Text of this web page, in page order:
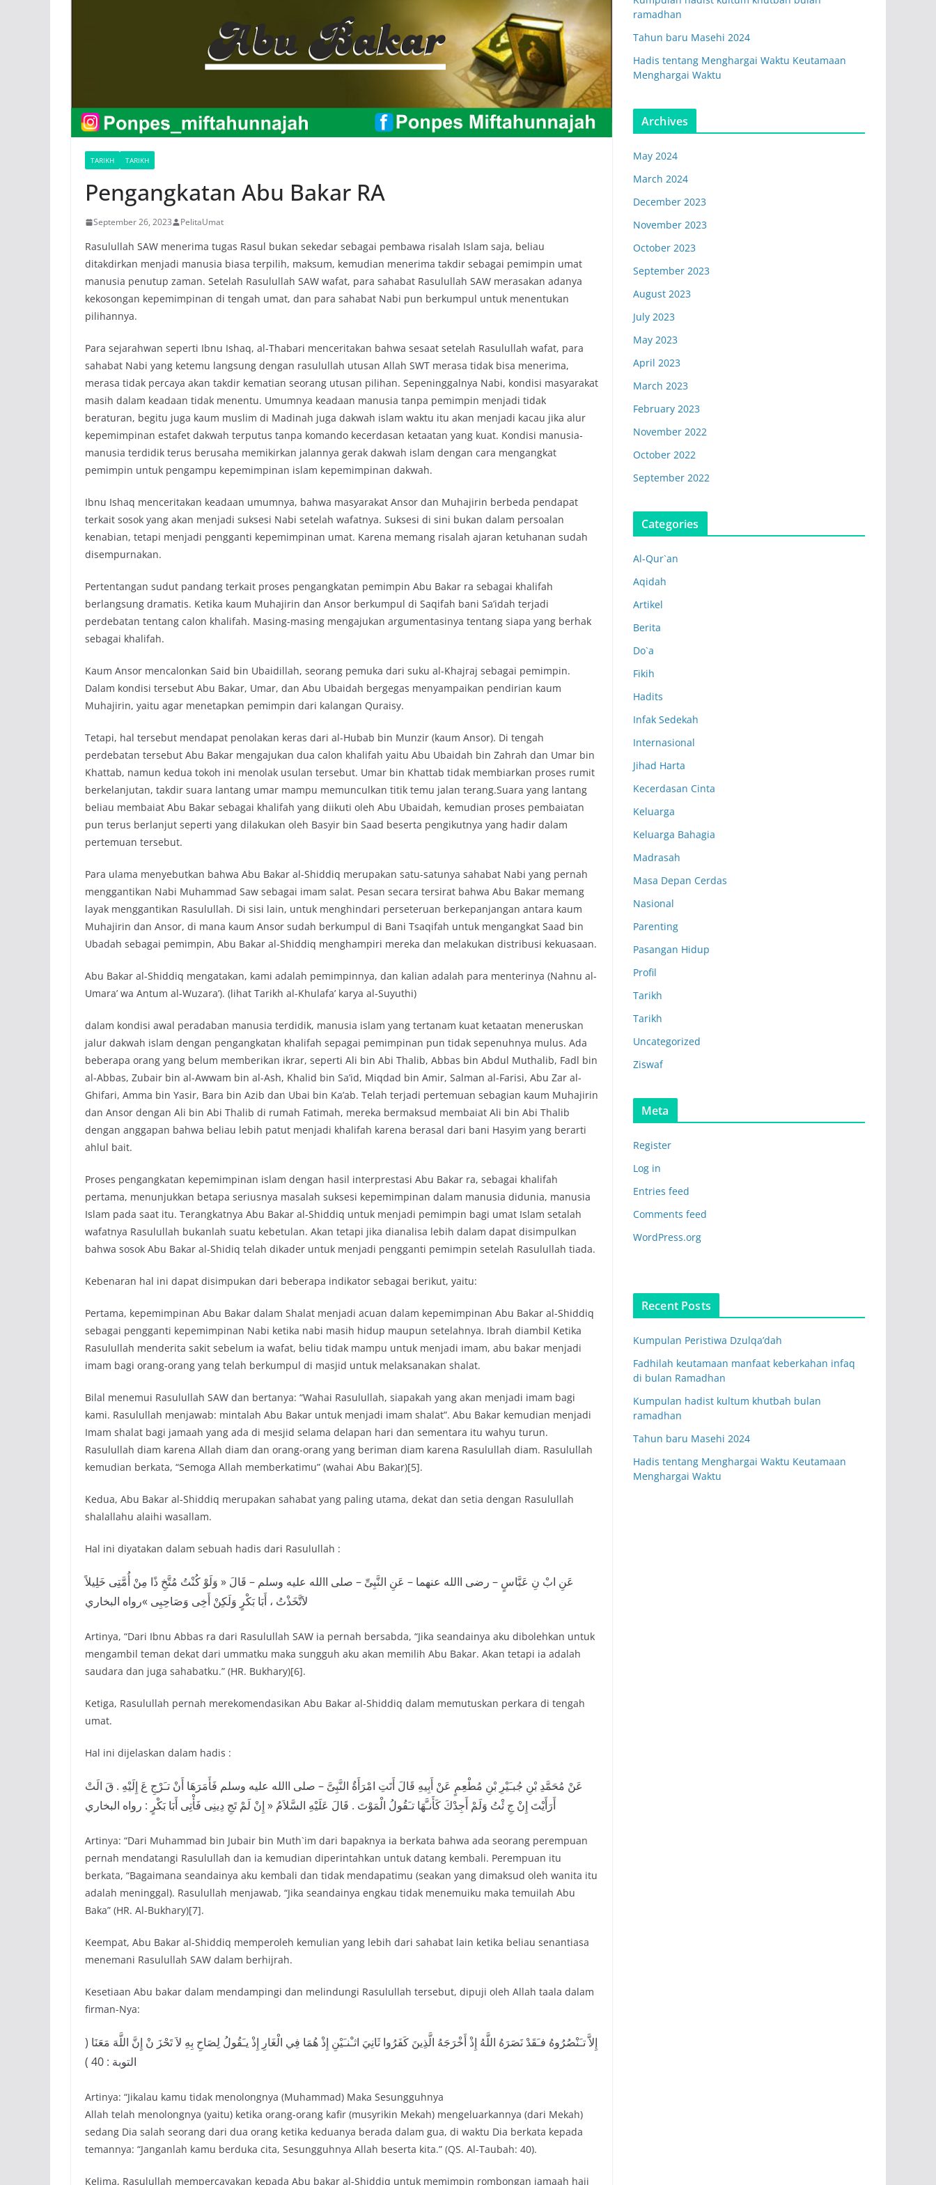
TARIKH TARIKH
Pengangkatan Abu Bakar RA
September 26, 2023 PelitaUmat
Rasulullah SAW menerima tugas Rasul bukan sekedar sebagai pembawa risalah Islam saja, beliau
ditakdirkan menjadi manusia biasa terpilih, maksum, kemudian menerima takdir sebagai pemimpin umat
manusia penutup zaman. Setelah Rasulullah SAW wafat, para sahabat Rasulullah SAW merasakan adanya
kekosongan kepemimpinan di tengah umat, dan para sahabat Nabi pun berkumpul untuk menentukan
pilihannya.
Para sejarahwan seperti Ibnu Ishaq, al-Thabari menceritakan bahwa sesaat setelah Rasulullah wafat, para
sahabat Nabi yang ketemu langsung dengan rasulullah utusan Allah SWT merasa tidak bisa menerima,
merasa tidak percaya akan takdir kematian seorang utusan pilihan. Sepeninggalnya Nabi, kondisi masyarakat
masih dalam keadaan tidak menentu. Umumnya keadaan manusia tanpa pemimpin menjadi tidak
beraturan, begitu juga kaum muslim di Madinah juga dakwah islam waktu itu akan menjadi kacau jika alur
kepemimpinan estafet dakwah terputus tanpa komando kecerdasan ketaatan yang kuat. Kondisi manusia-
manusia terdidik terus berusaha memikirkan jalannya gerak dakwah islam dengan cara mengangkat
pemimpin untuk pengampu kepemimpinan islam kepemimpinan dakwah.
Ibnu Ishaq menceritakan keadaan umumnya, bahwa masyarakat Ansor dan Muhajirin berbeda pendapat
terkait sosok yang akan menjadi suksesi Nabi setelah wafatnya. Suksesi di sini bukan dalam persoalan
kenabian, tetapi menjadi pengganti kepemimpinan umat. Karena memang risalah ajaran ketuhanan sudah
disempurnakan.
Pertentangan sudut pandang terkait proses pengangkatan pemimpin Abu Bakar ra sebagai khalifah
berlangsung dramatis. Ketika kaum Muhajirin dan Ansor berkumpul di Saqifah bani Sa’idah terjadi
perdebatan tentang calon khalifah. Masing-masing mengajukan argumentasinya tentang siapa yang berhak
sebagai khalifah.
Kaum Ansor mencalonkan Said bin Ubaidillah, seorang pemuka dari suku al-Khajraj sebagai pemimpin.
Dalam kondisi tersebut Abu Bakar, Umar, dan Abu Ubaidah bergegas menyampaikan pendirian kaum
Muhajirin, yaitu agar menetapkan pemimpin dari kalangan Quraisy.
Tetapi, hal tersebut mendapat penolakan keras dari al-Hubab bin Munzir (kaum Ansor). Di tengah
perdebatan tersebut Abu Bakar mengajukan dua calon khalifah yaitu Abu Ubaidah bin Zahrah dan Umar bin
Khattab, namun kedua tokoh ini menolak usulan tersebut. Umar bin Khattab tidak membiarkan proses rumit
berkelanjutan, takdir suara lantang umar mampu memunculkan titik temu jalan terang.Suara yang lantang
beliau membaiat Abu Bakar sebagai khalifah yang diikuti oleh Abu Ubaidah, kemudian proses pembaiatan
pun terus berlanjut seperti yang dilakukan oleh Basyir bin Saad beserta pengikutnya yang hadir dalam
pertemuan tersebut.
Para ulama menyebutkan bahwa Abu Bakar al-Shiddiq merupakan satu-satunya sahabat Nabi yang pernah
menggantikan Nabi Muhammad Saw sebagai imam salat. Pesan secara tersirat bahwa Abu Bakar memang
layak menggantikan Rasulullah. Di sisi lain, untuk menghindari perseteruan berkepanjangan antara kaum
Muhajirin dan Ansor, di mana kaum Ansor sudah berkumpul di Bani Tsaqifah untuk mengangkat Saad bin
Ubadah sebagai pemimpin, Abu Bakar al-Shiddiq menghampiri mereka dan melakukan distribusi kekuasaan.
Abu Bakar al-Shiddiq mengatakan, kami adalah pemimpinnya, dan kalian adalah para menterinya (Nahnu al-
Umara’ wa Antum al-Wuzara’). (lihat Tarikh al-Khulafa’ karya al-Suyuthi)
dalam kondisi awal peradaban manusia terdidik, manusia islam yang tertanam kuat ketaatan meneruskan
jalur dakwah islam dengan pengangkatan khalifah sepagai pemimpinan pun tidak sepenuhnya mulus. Ada
beberapa orang yang belum memberikan ikrar, seperti Ali bin Abi Thalib, Abbas bin Abdul Muthalib, Fadl bin
al-Abbas, Zubair bin al-Awwam bin al-Ash, Khalid bin Sa’id, Miqdad bin Amir, Salman al-Farisi, Abu Zar al-
Ghifari, Amma bin Yasir, Bara bin Azib dan Ubai bin Ka’ab. Telah terjadi pertemuan sebagian kaum Muhajirin
dan Ansor dengan Ali bin Abi Thalib di rumah Fatimah, mereka bermaksud membaiat Ali bin Abi Thalib
dengan anggapan bahwa beliau lebih patut menjadi khalifah karena berasal dari bani Hasyim yang berarti
ahlul bait.
Proses pengangkatan kepemimpinan islam dengan hasil interprestasi Abu Bakar ra, sebagai khalifah
pertama, menunjukkan betapa seriusnya masalah suksesi kepemimpinan dalam manusia didunia, manusia
Islam pada saat itu. Terangkatnya Abu Bakar al-Shiddiq untuk menjadi pemimpin bagi umat Islam setalah
wafatnya Rasulullah bukanlah suatu kebetulan. Akan tetapi jika dianalisa lebih dalam dapat disimpulkan
bahwa sosok Abu Bakar al-Shidiq telah dikader untuk menjadi pengganti pemimpin setelah Rasulullah tiada.
Kebenaran hal ini dapat disimpukan dari beberapa indikator sebagai berikut, yaitu:
Pertama, kepemimpinan Abu Bakar dalam Shalat menjadi acuan dalam kepemimpinan Abu Bakar al-Shiddiq
sebagai pengganti kepemimpinan Nabi ketika nabi masih hidup maupun setelahnya. Ibrah diambil Ketika
Rasulullah menderita sakit sebelum ia wafat, beliu tidak mampu untuk menjadi imam, abu bakar menjadi
imam bagi orang-orang yang telah berkumpul di masjid untuk melaksanakan shalat.
Bilal menemui Rasulullah SAW dan bertanya: “Wahai Rasulullah, siapakah yang akan menjadi imam bagi
kami. Rasulullah menjawab: mintalah Abu Bakar untuk menjadi imam shalat”. Abu Bakar kemudian menjadi
Imam shalat bagi jamaah yang ada di mesjid selama delapan hari dan sementara itu wahyu turun.
Rasulullah diam karena Allah diam dan orang-orang yang beriman diam karena Rasulullah diam. Rasulullah
kemudian berkata, “Semoga Allah memberkatimu” (wahai Abu Bakar)[5].
Kedua, Abu Bakar al-Shiddiq merupakan sahabat yang paling utama, dekat dan setia dengan Rasulullah
shalallahu alaihi wasallam.
Hal ini diyatakan dalam sebuah hadis dari Rasulullah :
عَنِ ابْ نِ عَبَّاسٍ – رضى االله عنهما – عَنِ النَّبِىِّ – صلى االله عليه وسلم – قَالَ « وَلَوْ كُنْتُ مُتَّخِ ذًا مِنْ أُمَّتِى خَلِيلاً
لاَتَّخَذْتُ ، أَبَا بَكْرٍ وَلَكِنْ أَخِى وَصَاحِبِى »رواه البخاري
Artinya, “Dari Ibnu Abbas ra dari Rasulullah SAW ia pernah bersabda, “Jika seandainya aku dibolehkan untuk
mengambil teman dekat dari ummatku maka sungguh aku akan memilih Abu Bakar. Akan tetapi ia adalah
saudara dan juga sahabatku.” (HR. Bukhary)[6].
Ketiga, Rasulullah pernah merekomendasikan Abu Bakar al-Shiddiq dalam memutuskan perkara di tengah
umat.
Hal ini dijelaskan dalam hadis :
عَنْ مُحَمَّدِ بْنِ جُبـَيْرِ بْنِ مُطْعِمٍ عَنْ أَبِيهِ قَالَ أَتَتِ امْرَأَةٌ النَّبِىَّ – صلى االله عليه وسلم فَأَمَرَهَا أَنْ تـَرْجِ عَ إِلَيْهِ . قَ الَتْ
أَرَأَيْتَ إِنْ جِ ئْتُ وَلَمْ أَجِدْكَ كَأَنـَّهَا تـَقُولُ الْمَوْتَ . قَالَ عَلَيْهِ السَّلاَمُ « إِنْ لَمْ تَجِ دِينِى فَأْتِى أَبَا بَكْرٍ : رواه البخاري
Artinya: “Dari Muhammad bin Jubair bin Muth`im dari bapaknya ia berkata bahwa ada seorang perempuan
pernah mendatangi Rasulullah dan ia kemudian diperintahkan untuk datang kembali. Perempuan itu
berkata, “Bagaimana seandainya aku kembali dan tidak mendapatimu (seakan yang dimaksud oleh wanita itu
adalah meninggal). Rasulullah menjawab, “Jika seandainya engkau tidak menemuiku maka temuilah Abu
Baka” (HR. Al-Bukhary)[7].
Keempat, Abu Bakar al-Shiddiq memperoleh kemulian yang lebih dari sahabat lain ketika beliau senantiasa
menemani Rasulullah SAW dalam berhijrah.
Kesetiaan Abu bakar dalam mendampingi dan melindungi Rasulullah tersebut, dipuji oleh Allah taala dalam
firman-Nya:
إِلاَّ تـَنْصُرُوهُ فـَقَدْ نَصَرَهُ اللَّهُ إِذْ أَخْرَجَهُ الَّذِينَ كَفَرُوا ثَانِيَ اثـْنـَيْنِ إِذْ هُمَا فِي الْغَارِ إِذْ يـَقُولُ لِصَاحِ بِهِ لاَ تَحْزَ نْ إِنَّ اللَّهَ مَعَنَا (
التوبة : 40 )
Artinya: “Jikalau kamu tidak menolongnya (Muhammad) Maka Sesungguhnya
Allah telah menolongnya (yaitu) ketika orang-orang kafir (musyrikin Mekah) mengeluarkannya (dari Mekah)
sedang Dia salah seorang dari dua orang ketika keduanya berada dalam gua, di waktu Dia berkata kepada
temannya: “Janganlah kamu berduka cita, Sesungguhnya Allah beserta kita.” (QS. Al-Taubah: 40).
Kelima, Rasulullah mempercayakan kepada Abu bakar al-Shiddiq untuk memimpin rombongan jamaah haji
ramadhan
Tahun baru Masehi 2024
Hadis tentang Menghargai Waktu Keutamaan
Menghargai Waktu
Archives
May 2024
March 2024
December 2023
November 2023
October 2023
September 2023
August 2023
July 2023
May 2023
April 2023
March 2023
February 2023
November 2022
October 2022
September 2022
Categories
Al-Qur`an
Aqidah
Artikel
Berita
Do`a
Fikih
Hadits
Infak Sedekah
Internasional
Jihad Harta
Kecerdasan Cinta
Keluarga
Keluarga Bahagia
Madrasah
Masa Depan Cerdas
Nasional
Parenting
Pasangan Hidup
Profil
Tarikh
Tarikh
Uncategorized
Ziswaf
Meta
Register
Log in
Entries feed
Comments feed
WordPress.org
Recent Posts
Kumpulan Peristiwa Dzulqa’dah
Fadhilah keutamaan manfaat keberkahan infaq
di bulan Ramadhan
Kumpulan hadist kultum khutbah bulan
ramadhan
Tahun baru Masehi 2024
Hadis tentang Menghargai Waktu Keutamaan
Menghargai Waktu